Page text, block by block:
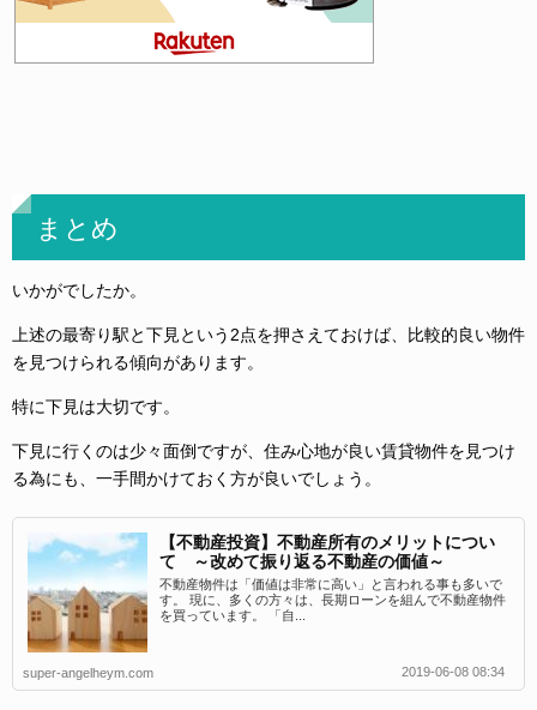
まとめ
いかがでしたか。
上述の最寄り駅と下見という2点を押さえておけば、比較的良い物件
を見つけられる傾向があります。
特に下見は大切です。
下見に行くのは少々面倒ですが、住み心地が良い賃貸物件を見つけ
る為にも、一手間かけておく方が良いでしょう。
【不動産投資】不動産所有のメリットについ
て ～改めて振り返る不動産の価値～
不動産物件は「価値は非常に高い」と言われる事も多いで
す。 現に、多くの方々は、長期ローンを組んで不動産物件
を買っています。 「自...
super-angelheym.com 2019-06-08 08:34